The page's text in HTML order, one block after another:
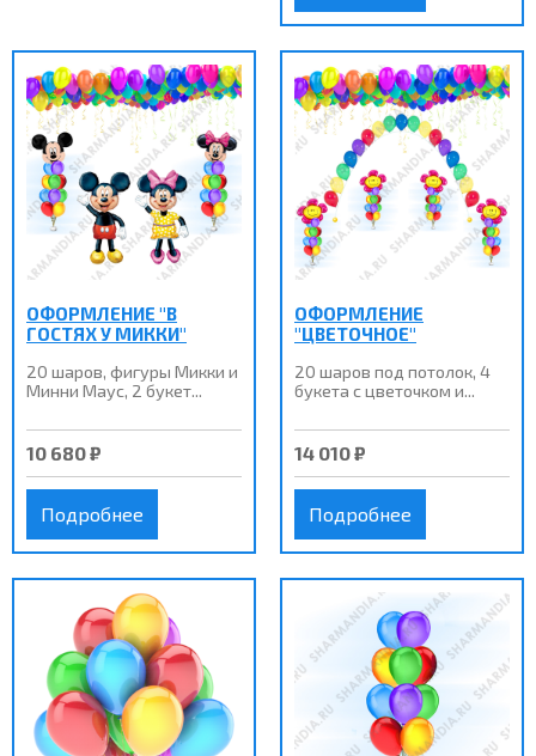
ОФОРМЛЕНИЕ "В
ГОСТЯХ У МИККИ"
20 шаров, фигуры Микки и
Минни Маус, 2 букет...
10 680 ₽
Подробнее
ОФОРМЛЕНИЕ
"ЦВЕТОЧНОЕ"
20 шаров под потолок, 4
букета с цветочком и...
14 010 ₽
Подробнее